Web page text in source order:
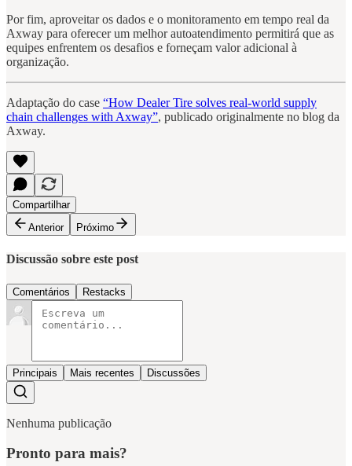
Por fim, aproveitar os dados e o monitoramento em tempo real da
Axway para oferecer um melhor autoatendimento permitirá que as
equipes enfrentem os desafios e forneçam valor adicional à
organização.
Adaptação do case “How Dealer Tire solves real-world supply
chain challenges with Axway”, publicado originalmente no blog da
Axway.
Compartilhar
Anterior
Próximo
Discussão sobre este post
Comentários Restacks
Principais Mais recentes Discussões
Nenhuma publicação
Pronto para mais?